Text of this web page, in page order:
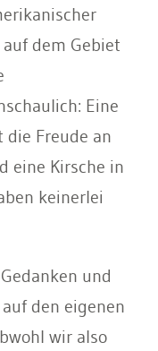
dem Gebiet
Eine
die Freude an
eine Kirsche in
keinerlei
und
den eigenen
wir also